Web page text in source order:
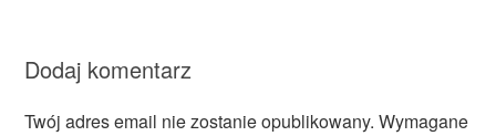
Dodaj komentarz
Twój adres email nie zostanie opublikowany. Wymagane